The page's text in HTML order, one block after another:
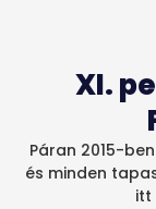
XI.
Páran 2015-
és minden
itt